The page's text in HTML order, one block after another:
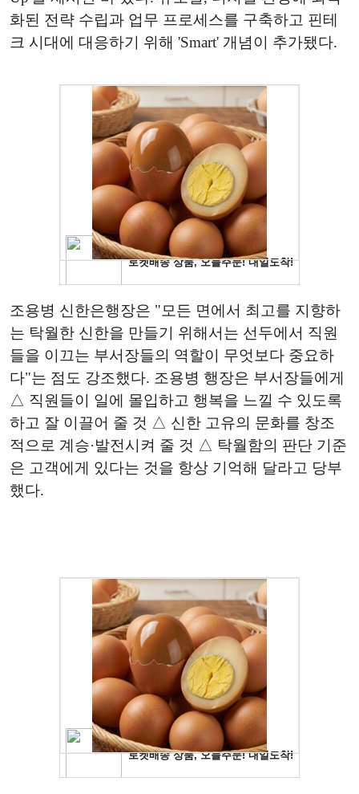
화된 전략 수립과 업무 프로세스를 구축하고 핀테
크 시대에 대응하기 위해 'Smart' 개념이 추가됐다.
조용병 신한은행장은 "모든 면에서 최고를 지향하
는 탁월한 신한을 만들기 위해서는 선두에서 직원
들을 이끄는 부서장들의 역할이 무엇보다 중요하
다"는 점도 강조했다. 조용병 행장은 부서장들에게
△ 직원들이 일에 몰입하고 행복을 느낄 수 있도록
하고 잘 이끌어 줄 것 △ 신한 고유의 문화를 창조
적으로 계승·발전시켜 줄 것 △ 탁월함의 판단 기준
은 고객에게 있다는 것을 항상 기억해 달라고 당부
했다.